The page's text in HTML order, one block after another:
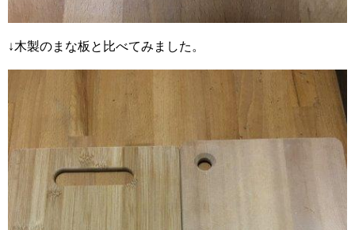
↓木製のまな板と比べてみました。